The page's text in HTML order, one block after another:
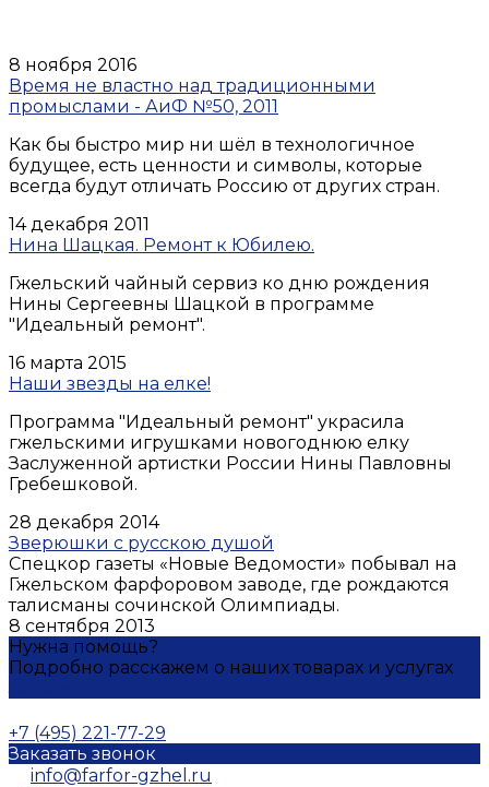
8 ноября 2016
Время не властно над традиционными
промыслами - АиФ №50, 2011
Как бы быстро мир ни шёл в технологичное
будущее, есть ценности и символы, которые
всегда будут отличать Россию от других стран.
14 декабря 2011
Нина Шацкая. Ремонт к Юбилею.
Гжельский чайный сервиз ко дню рождения
Нины Сергеевны Шацкой в программе
"Идеальный ремонт".
16 марта 2015
Наши звезды на елке!
Программа "Идеальный ремонт" украсила
гжельскими игрушками новогоднюю елку
Заслуженной артистки России Нины Павловны
Гребешковой.
28 декабря 2014
Зверюшки с русскою душой
Спецкор газеты «Новые Ведомости» побывал на
Гжельском фарфоровом заводе, где рождаются
талисманы сочинской Олимпиады.
8 сентября 2013
Нужна помощь?
Подробно расскажем о наших товарах и услугах
+7 (495) 221-77-29
Заказать звонок
info@farfor-gzhel.ru